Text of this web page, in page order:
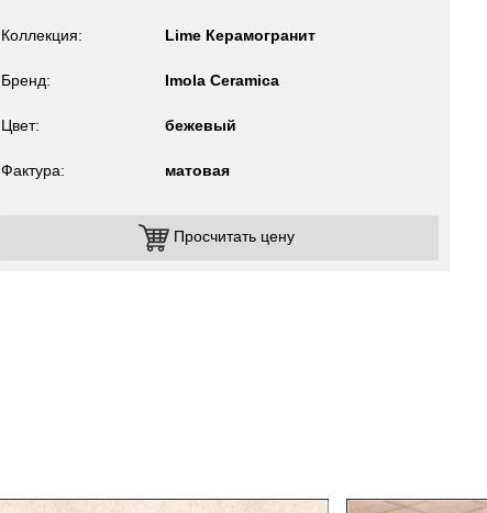
Коллекция Lime Керамогранит
Бренд Imola Ceramica
Цвет бежевый
Фактура матовая
Просчитать цену